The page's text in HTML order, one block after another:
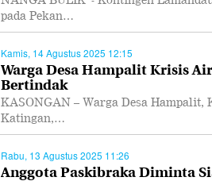
pada Pekan…
Kamis, 14 Agustus 2025 12:15
Warga Desa Hampalit Krisis
Bertindak
KASONGAN – Warga Desa
Katingan,…
Rabu, 13 Agustus 2025 11:26
Anggota Paskibraka Diminta